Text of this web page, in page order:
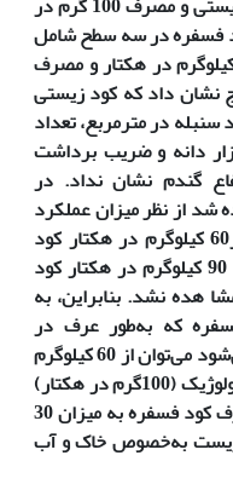
فسفره در سه سطح شامل
مصرف کود فسفره، مصرف 60 کیلو‌گرم در هکتار و مصرف
نشان داد که کود زیستی
سنبله در مترمربع، تعداد
دانه و ضریب برداشت
گندم نشان نداد. در
شد از نظر میزان عملکرد
دانه اختلاف معنی‌داری بین دو تیمار60 کیلو‌گرم در هکتار کود
فسفره (40/528 گرم در متر‌مربع) و 90 کیلو‌گرم در هکتار کود
مشا هده نشد. بنابراین، به
فسفره که به‌طور عرف در
مازندران در مزرعة گندم استفاده می‌شود می‌توان از 60 کیلو‌گرم
در هکتار کود فسفره همراه با کود بیولوژیک (100گرم در هکتار)
استفاده کرد که علاوه بر کاهش مصرف کود فسفره به میزان 30
زیست به‌خصوص خاک و آب